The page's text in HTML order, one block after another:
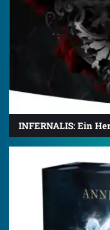
INFERNALIS: Ein